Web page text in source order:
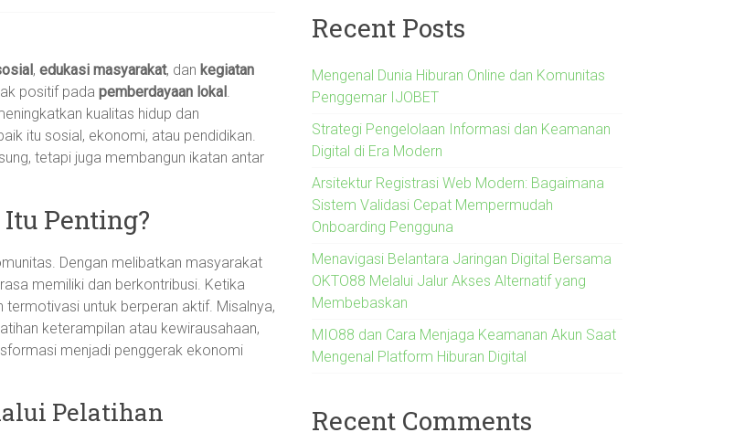
, edukasi masyarakat, dan kegiatan
positif pada pemberdayaan lokal.
kualitas hidup dan
itu sosial, ekonomi, atau pendidikan.
tetapi juga membangun ikatan antar
Penting?
Dengan melibatkan masyarakat
memiliki dan berkontribusi. Ketika
untuk berperan aktif. Misalnya,
keterampilan atau kewirausahaan,
menjadi penggerak ekonomi
Pelatihan
Recent Posts
Mengenal Dunia Hiburan Online dan Komunitas
Penggemar IJOBET
Strategi Pengelolaan Informasi dan Keamanan
Digital di Era Modern
Arsitektur Registrasi Web Modern: Bagaimana
Sistem Validasi Cepat Mempermudah
Onboarding Pengguna
Menavigasi Belantara Jaringan Digital Bersama
OKTO88 Melalui Jalur Akses Alternatif yang
Membebaskan
MIO88 dan Cara Menjaga Keamanan Akun Saat
Mengenal Platform Hiburan Digital
Recent Comments